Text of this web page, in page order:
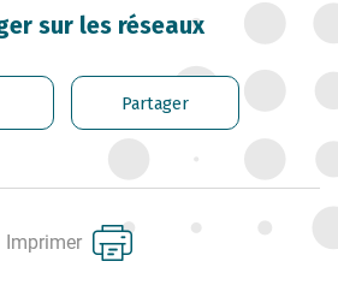
CARRIÈRE DES
GÉRER LES AGENTS
CONTRACTUELS
SANTÉ ET PRÉVENTION DES
RISQUES PROFESSIONNELS
sur les réseaux
Partager
Imprimer